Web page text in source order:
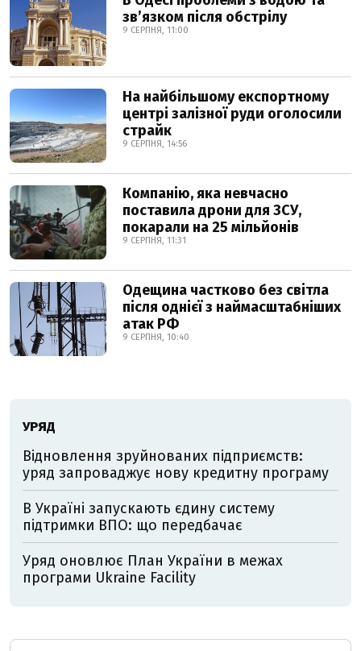
звʼязком після обстрілу
9 СЕРПНЯ, 11:00
На найбільшому експортному
центрі залізної руди оголосили
страйк
9 СЕРПНЯ, 14:56
Компанію, яка невчасно
поставила дрони для ЗСУ,
покарали на 25 мільйонів
9 СЕРПНЯ, 11:31
Одещина частково без світла
після однієї з наймасштабніших
атак РФ
9 СЕРПНЯ, 10:40
УРЯД
Відновлення зруйнованих підприємств:
уряд запроваджує нову кредитну програму
В Україні запускають єдину систему
підтримки ВПО: що передбачає
Уряд оновлює План України в межах
програми Ukraine Facility